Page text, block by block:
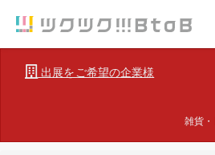
出展をご希望の企業様
雑貨